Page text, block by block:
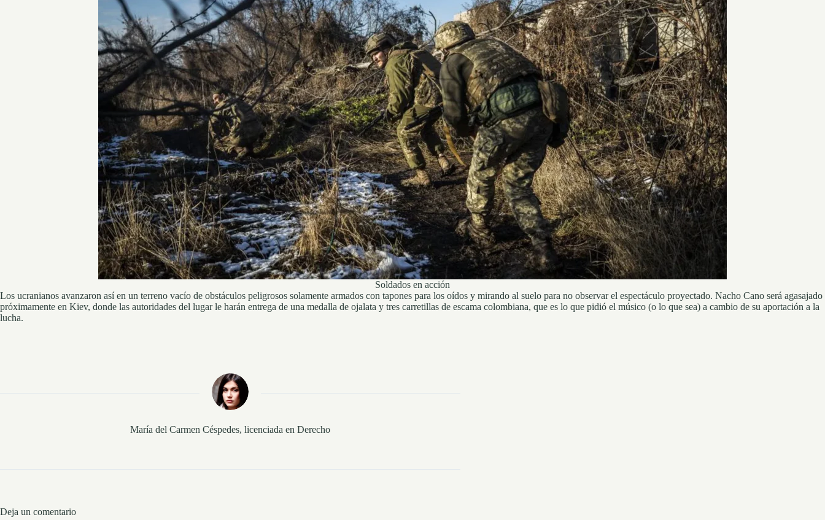
Soldados en acción
Los ucranianos avanzaron así en un terreno vacío de obstáculos peligrosos solamente armados con tapones para los oídos y mirando al suelo para no observar el espectáculo proyectado. Nacho Cano será agasajado
próximamente en Kiev, donde las autoridades del lugar le harán entrega de una medalla de ojalata y tres carretillas de escama colombiana, que es lo que pidió el músico (o lo que sea) a cambio de su aportación a la
lucha.
María del Carmen Céspedes, licenciada en Derecho
Deja un comentario